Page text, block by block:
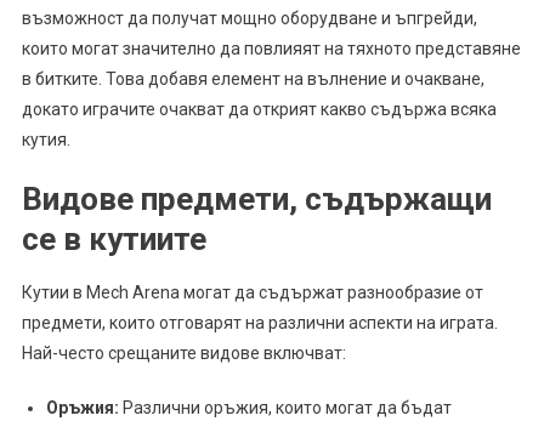
възможност да получат мощно оборудване и ъпгрейди,
които могат значително да повлияят на тяхното представяне
в битките. Това добавя елемент на вълнение и очакване,
докато играчите очакват да открият какво съдържа всяка
кутия.
Видове предмети, съдържащи
се в кутиите
Кутии в Mech Arena могат да съдържат разнообразие от
предмети, които отговарят на различни аспекти на играта.
Най-често срещаните видове включват:
Оръжия: Различни оръжия, които могат да бъдат